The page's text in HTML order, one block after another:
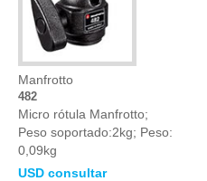
Manfrotto
482
Micro rótula Manfrotto;
Peso soportado:2kg; Peso:
0,09kg
USD consultar